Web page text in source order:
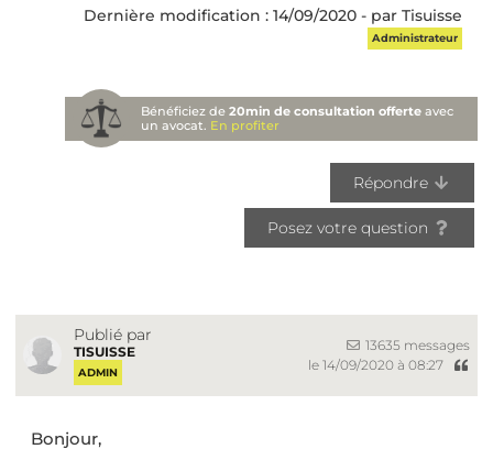
Dernière modification : 14/09/2020 - par Tisuisse
Administrateur
Bénéficiez de20min de consultation offerte avec
un avocat. En profiter
Répondre
Posez votre question
Publié par
TISUISSE
ADMIN
13635 messages
le 14/09/2020 à 08:27
Bonjour,